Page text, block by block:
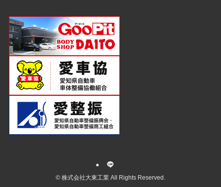
© 株式会社大東工業 All Rights Reserved.